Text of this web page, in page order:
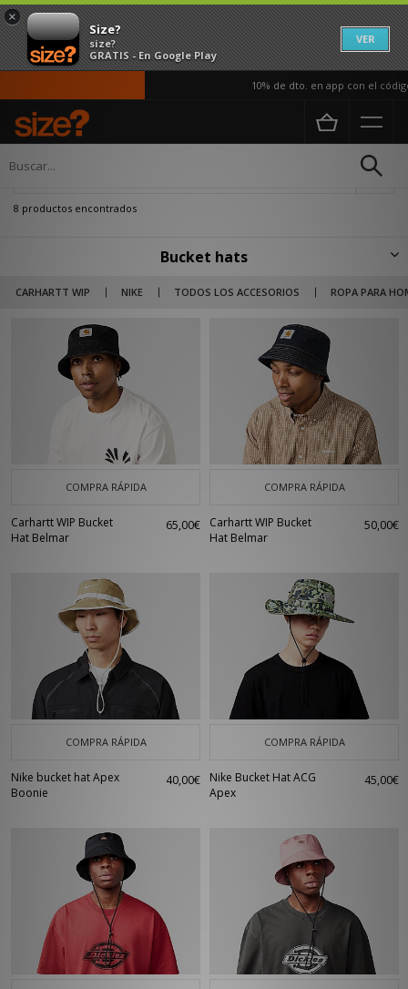
×
Size?
size?
GRATIS - En Google Play
VER
10% de dto. en app con el código
Página principal
8 productos encontrados
Bucket hats
CARHARTT WIP NIKE TODOS LOS ACCESORIOS ROPA PARA
Los accesorios streetwear se acercan cada vez más a la estética vintage a
través de opciones como los alabados bucket hats, también conocidos
sol o para acudir a tus festivales de verano. No dejes de incluir algún
bucket hat en tu colección de accesorios. Descubre todas las opciones
disponibles en size? de marcas como Carhartt WIP, Nike o Columbia.
COMPRA RÁPIDA
Carhartt WIP Bucket
Hat Belmar
65,00€
COMPRA RÁPIDA
Carhartt WIP Bucket
Hat Belmar
50,00€
COMPRA RÁPIDA
Nike bucket hat Apex
Boonie
40,00€
COMPRA RÁPIDA
Nike Bucket Hat ACG
Apex
45,00€